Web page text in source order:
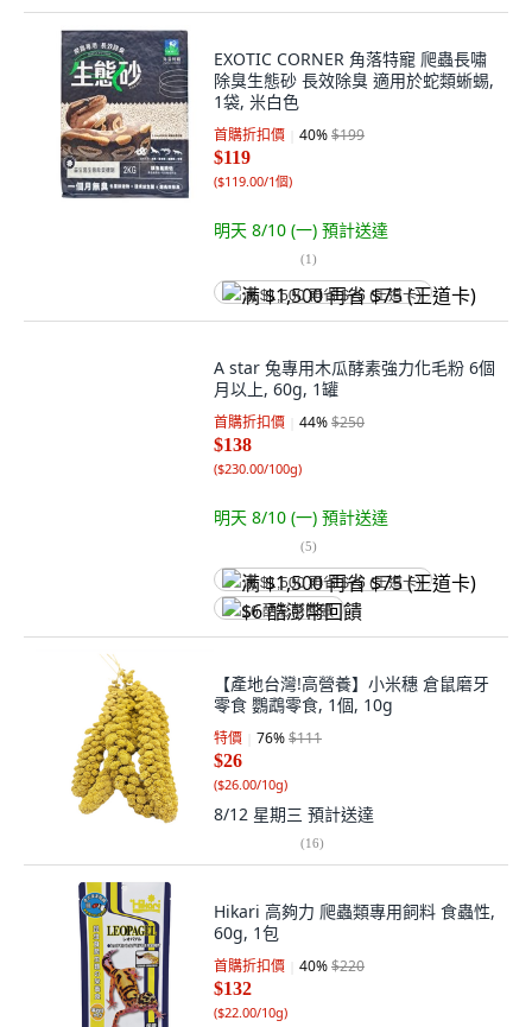
EXOTIC CORNER 角落特寵 爬蟲長嘯
除臭生態砂 長效除臭 適用於蛇類蜥蜴,
1袋, 米白色
首購折扣價 40%$199
$119
($119.00/1個)
明天 8/10 (一) 預計送達
(1)
满 $1,500 再省 $75 (王道卡)
A star 兔專用木瓜酵素強力化毛粉 6個
月以上, 60g, 1罐
首購折扣價 44%$250
$138
($230.00/100g)
明天 8/10 (一) 預計送達
(5)
满 $1,500 再省 $75 (王道卡)
$6 酷澎幣回饋
【產地台灣!高營養】小米穗 倉鼠磨牙
零食 鸚鵡零食, 1個, 10g
特價 76%$111
$26
($26.00/10g)
8/12 星期三 預計送達
(16)
Hikari 高夠力 爬蟲類專用飼料 食蟲性,
60g, 1包
首購折扣價 40%$220
$132
($22.00/10g)